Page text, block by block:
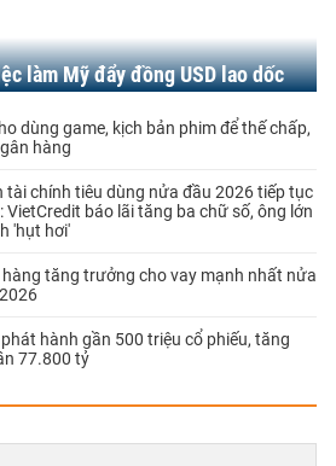
làm Mỹ đẩy đồng USD lao dốc
dùng game, kịch bản phim để thế chấp,
hàng
tài chính tiêu dùng nửa đầu 2026 tiếp tục
VietCredit báo lãi tăng ba chữ số, ông lớn
'hụt hơi'
hàng tăng trưởng cho vay mạnh nhất nửa
phát hành gần 500 triệu cổ phiếu, tăng
77.800 tỷ